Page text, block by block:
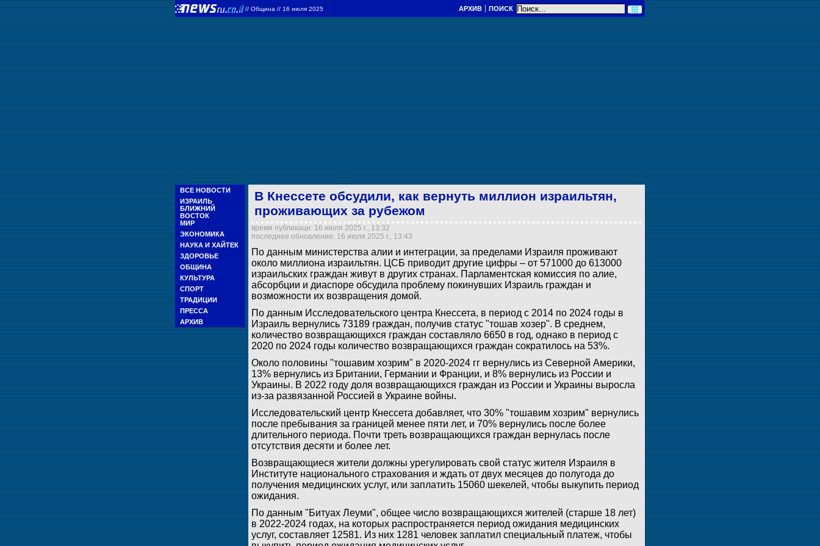
// Община // 16 июля 2025 АРХИВ ПОИСК
ВСЕ НОВОСТИ
ИЗРАИЛЬ
БЛИЖНИЙ
ВОСТОК
МИР
ЭКОНОМИКА
НАУКА И ХАЙТЕК
ЗДОРОВЬЕ
ОБЩИНА
КУЛЬТУРА
СПОРТ
ТРАДИЦИИ
ПРЕССА
АРХИВ
В Кнессете обсудили, как вернуть миллион израильтян,
проживающих за рубежом
время публикаци: 16 июля 2025 г., 13:32
последнее обновление: 16 июля 2025 г., 13:43
По данным министерства алии и интеграции, за пределами Израиля проживают
около миллиона израильтян. ЦСБ приводит другие цифры – от 571000 до 613000
израильских граждан живут в других странах. Парламентская комиссия по алие,
абсорбции и диаспоре обсудила проблему покинувших Израиль граждан и
возможности их возвращения домой.
По данным Исследовательского центра Кнессета, в период с 2014 по 2024 годы в
Израиль вернулись 73189 граждан, получив статус "тошав хозер". В среднем,
количество возвращающихся граждан составляло 6650 в год, однако в период с
2020 по 2024 годы количество возвращающихся граждан сократилось на 53%.
Около половины "тошавим хозрим" в 2020-2024 гг вернулись из Северной Америки,
13% вернулись из Британии, Германии и Франции, и 8% вернулись из России и
Украины. В 2022 году доля возвращающихся граждан из России и Украины выросла
из-за развязанной Россией в Украине войны.
Исследовательский центр Кнессета добавляет, что 30% "тошавим хозрим" вернулись
после пребывания за границей менее пяти лет, и 70% вернулись после более
длительного периода. Почти треть возвращающихся граждан вернулась после
отсутствия десяти и более лет.
Возвращающиеся жители должны урегулировать свой статус жителя Израиля в
Институте национального страхования и ждать от двух месяцев до полугода до
получения медицинских услуг, или заплатить 15060 шекелей, чтобы выкупить период
ожидания.
По данным "Битуах Леуми", общее число возвращающихся жителей (старше 18 лет)
в 2022-2024 годах, на которых распространяется период ожидания медицинских
услуг, составляет 12581. Из них 1281 человек заплатил специальный платеж, чтобы